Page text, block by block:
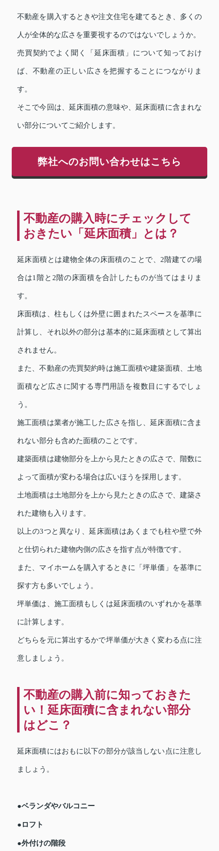
不動産を購入するときや注文住宅を建てるとき、多くの
人が全体的な広さを重要視するのではないでしょうか。
売買契約でよく聞く「延床面積」について知っておけ
ば、不動産の正しい広さを把握することにつながりま
す。
そこで今回は、延床面積の意味や、延床面積に含まれな
い部分についてご紹介します。
弊社へのお問い合わせはこちら
不動産の購入時にチェックして
おきたい「延床面積」とは？
延床面積とは建物全体の床面積のことで、2階建ての場
合は1階と2階の床面積を合計したものが当てはまりま
す。
床面積は、柱もしくは外壁に囲まれたスペースを基準に
計算し、それ以外の部分は基本的に延床面積として算出
されません。
また、不動産の売買契約時は施工面積や建築面積、土地
面積など広さに関する専門用語を複数目にするでしょ
う。
施工面積は業者が施工した広さを指し、延床面積に含ま
れない部分も含めた面積のことです。
建築面積は建物部分を上から見たときの広さで、階数に
よって面積が変わる場合は広いほうを採用します。
土地面積は土地部分を上から見たときの広さで、建築さ
れた建物も入ります。
以上の3つと異なり、延床面積はあくまでも柱や壁で外
と仕切られた建物内側の広さを指す点が特徴です。
また、マイホームを購入するときに「坪単価」を基準に
探す方も多いでしょう。
坪単価は、施工面積もしくは延床面積のいずれかを基準
に計算します。
どちらを元に算出するかで坪単価が大きく変わる点に注
意しましょう。
不動産の購入前に知っておきた
い！延床面積に含まれない部分
はどこ？
延床面積にはおもに以下の部分が該当しない点に注意し
ましょう。
●ベランダやバルコニー
●ロフト
●外付けの階段